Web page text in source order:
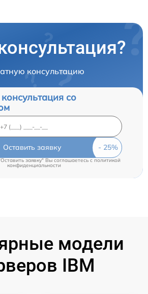
консультацию
со
Оставить заявку
заявку" Вы соглашаетесь c политикой
конфиденциальности
модели
IBM